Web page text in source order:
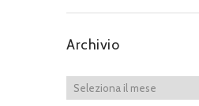
Archivio